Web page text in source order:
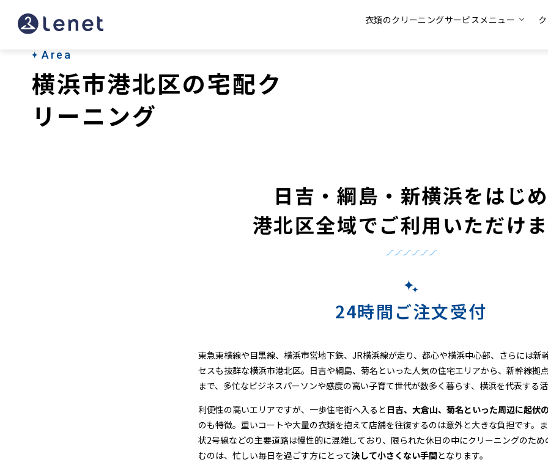
横
浜
衣類のクリーニングサービスメニュー
Area
横浜市港北区の宅配ク
リーニング
日吉・綱島・新横浜をはじめ
港北区全域でご利用いただけ
24時間ご注文受付
東急東横線や目黒線、横浜市営地下鉄、JR横浜線が走り、都心や横浜中心部、さらには新
セスも抜群な横浜市港北区。日吉や綱島、菊名といった人気の住宅エリアから、新幹線拠
まで、多忙なビジネスパーソンや感度の高い子育て世代が数多く暮らす、横浜を代表する
利便性の高いエリアですが、一歩住宅街へ入ると 日吉、大倉山、菊名といった周辺に起伏
のも特徴。重いコートや大量の衣類を抱えて店舗を往復するのは意外と大きな負担です。
状2号線などの主要道路は慢性的に混雑しており、限られた休日の中にクリーニングのた
むのは、忙しい毎日を過ごす方にとって決して小さくない手間となります。